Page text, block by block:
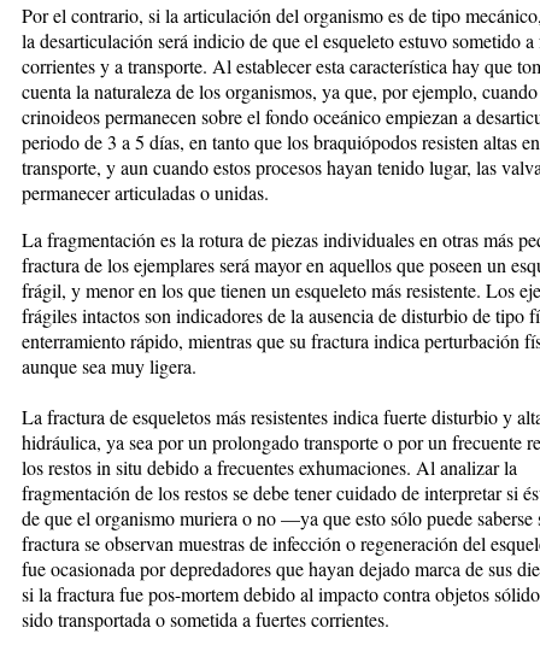
Por el contrario, si la articulación del organismo es de tipo
la desarticulación será indicio de que el esqueleto estuvo sometido a
corrientes y a transporte. Al establecer esta característica hay que
cuenta la naturaleza de los organismos, ya que, por ejemplo,
crinoideos permanecen sobre el fondo oceánico empiezan a
periodo de 3 a 5 días, en tanto que los braquiópodos resisten altas
transporte, y aun cuando estos procesos hayan tenido lugar, las
permanecer articuladas o unidas.
La fragmentación es la rotura de pie­zas individuales en otras más
fractura de los ejemplares será mayor en aquellos que poseen un
frágil, y menor en los que tienen un esqueleto más resistente. Los
frágiles intactos son indicadores de la ausencia de disturbio de tipo
enterramiento rápido, mientras que su fractura indi­ca perturbación
aunque sea muy ligera.
La fractura de esqueletos más resistentes indica fuerte disturbio y
hidráulica, ya sea por un prolongado transporte o por un frecuente
los restos in situ debido a frecuentes exhumaciones. Al analizar la
fragmentación de los restos se debe tener cuidado de interpretar si
de que el organismo muriera o no —ya que esto sólo puede saberse
fractura se observan muestras de infección o regeneración del
fue ocasionada por depreda­do­res que hayan dejado marca de sus
si la fractura fue pos-mortem debido al impacto contra obje­tos
sido transportada o sometida a fuertes corrientes.